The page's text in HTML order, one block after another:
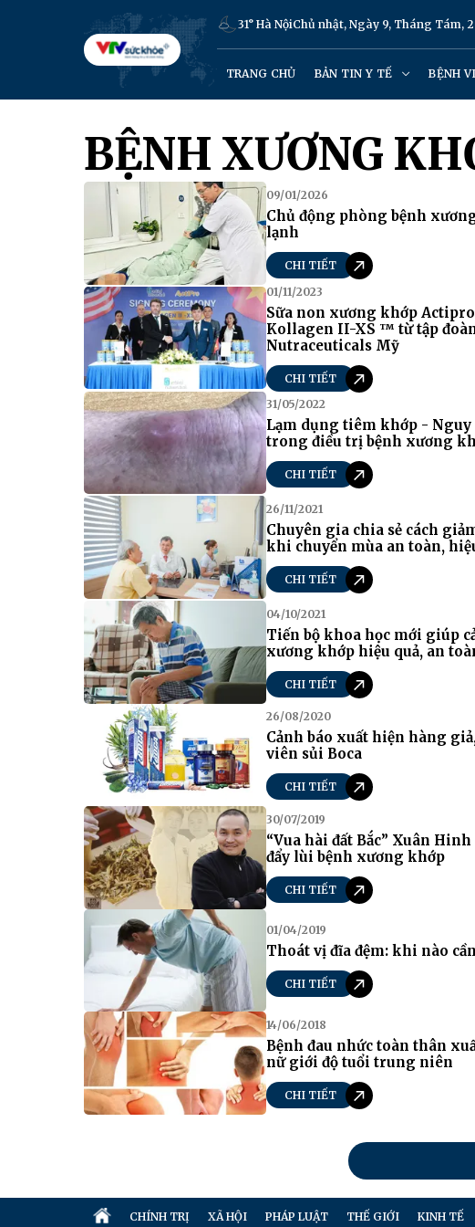
31° Hà NộiChủ nhật, Ngày 9, Tháng Tám,
TRANG CHỦ BẢN TIN Y TẾ BỆNH
BỆNH XƯƠNG
09/01/2026
Chủ động phòng bệnh
lạnh
CHI TIẾT
01/11/2023
Sữa non xương khớp
Kollagen II-XS ™ từ tập
Nutraceuticals Mỹ
CHI TIẾT
31/05/2022
Lạm dụng tiêm khớp -
trong điều trị bệnh xương
CHI TIẾT
26/11/2021
Chuyên gia chia sẻ cách
khi chuyển mùa an toàn,
CHI TIẾT
04/10/2021
Tiến bộ khoa học mới giúp
xương khớp hiệu quả, an
CHI TIẾT
26/08/2020
Cảnh báo xuất hiện hàng
viên sủi Boca
CHI TIẾT
30/07/2019
“Vua hài đất Bắc” Xuân
đẩy lùi bệnh xương khớp
CHI TIẾT
01/04/2019
Thoát vị đĩa đệm: khi nào
CHI TIẾT
14/06/2018
Bệnh đau nhức toàn thân
nữ giới độ tuổi trung niên
CHI TIẾT
CHÍNH TRỊ XÃ HỘI PHÁP LUẬT THẾ GIỚI KINH TẾ